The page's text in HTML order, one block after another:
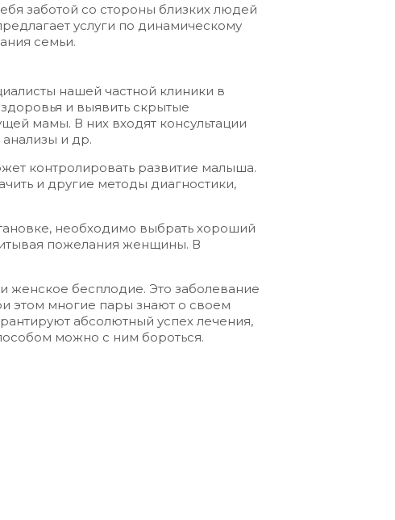
заботой со стороны близких людей
услуги по динамическому
семьи.
нашей частной клиники в
и выявить скрытые
мамы. В них входят консультации
и др.
контролировать развитие малыша.
и другие методы диагностики,
необходимо выбрать хороший
пожелания женщины. В
женское бесплодие. Это заболевание
этом многие пары знают о своем
абсолютный успех лечения,
можно с ним бороться.